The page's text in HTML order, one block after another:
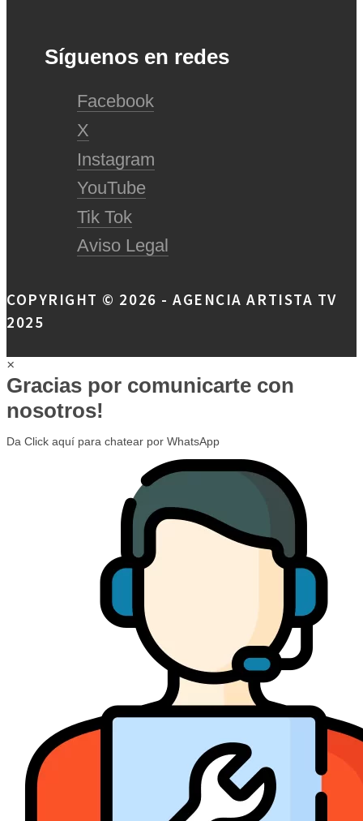
Síguenos en redes
Facebook
X
Instagram
YouTube
Tik Tok
Aviso Legal
COPYRIGHT © 2026 - AGENCIA ARTISTA TV
2025
×
Gracias por comunicarte con
nosotros!
Da Click aquí para chatear por WhatsApp